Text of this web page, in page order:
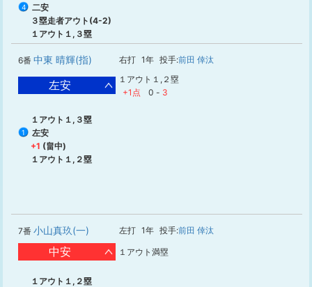
4
二安
３塁走者アウト(4-2)
１アウト１,３塁
6番 中東 晴輝(指) 右打 1年 投手:前田 倖汰
左安
１アウト１,２塁
+1点
0 - 3
１アウト１,３塁
1
左安
+1 (畠中)
１アウト１,２塁
7番 小山真玖(一) 左打 1年 投手:前田 倖汰
中安 １アウト満塁
１アウト１,２塁